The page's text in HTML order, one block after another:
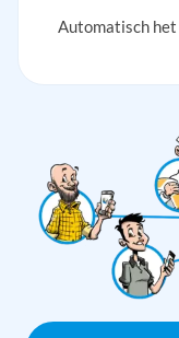
Automatisch het